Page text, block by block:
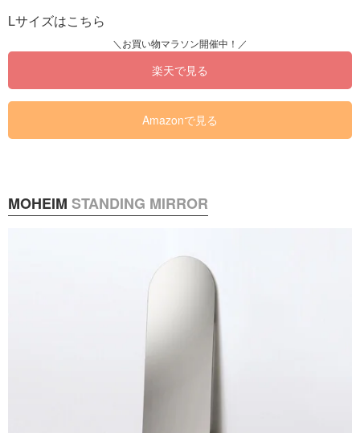
Lサイズはこちら
楽天で見る
Amazonで見る
MOHEIM STANDING MIRROR